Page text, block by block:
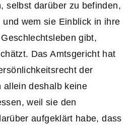
selbst darüber zu befinden,
wem sie Einblick in ihre
gibt,
Das Amtsgericht hat
der
allein deshalb keine
weil sie den
aufgeklärt habe, dass